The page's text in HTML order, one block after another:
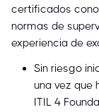
certificados
normas de
experiencia de
Sin riesgo
una vez que
ITIL 4